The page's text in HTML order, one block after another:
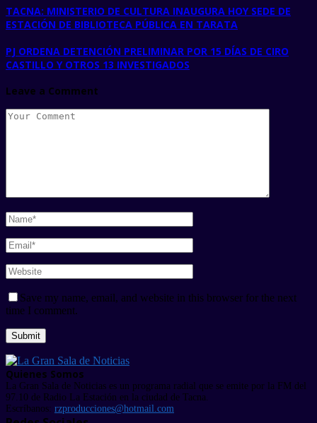
TACNA: MINISTERIO DE CULTURA INAUGURA HOY SEDE DE
ESTACIÓN DE BIBLIOTECA PÚBLICA EN TARATA
PJ ORDENA DETENCIÓN PRELIMINAR POR 15 DÍAS DE CIRO
CASTILLO Y OTROS 13 INVESTIGADOS
Leave a Comment
Save my name, email, and website in this browser for the next
time I comment.
Quienes Somos
La Gran Sala de Noticias es un programa radial que se emite por la FM del
97.10 de Radio La Estación en la ciudad de Tacna.
Escríbanos: rzproducciones@hotmail.com